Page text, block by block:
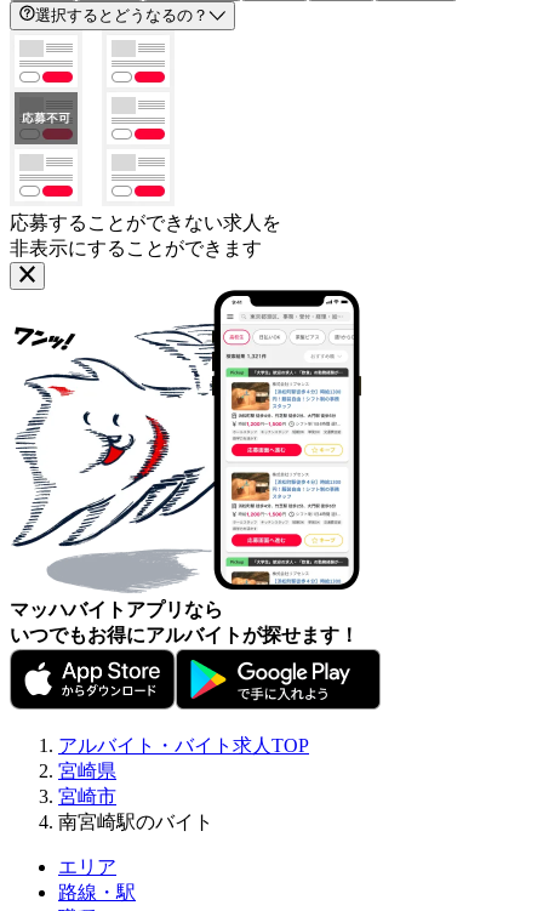
選択するとどうなるの？
応募することができない求人を
非表示にすることができます
マッハバイトアプリなら
いつでもお得にアルバイトが探せます！
アルバイト・バイト求人TOP
宮崎県
宮崎市
南宮崎駅のバイト
エリア
路線・駅